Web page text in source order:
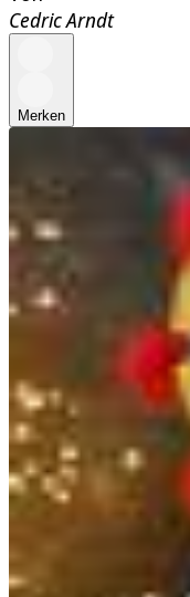
Cedric Arndt
Merken